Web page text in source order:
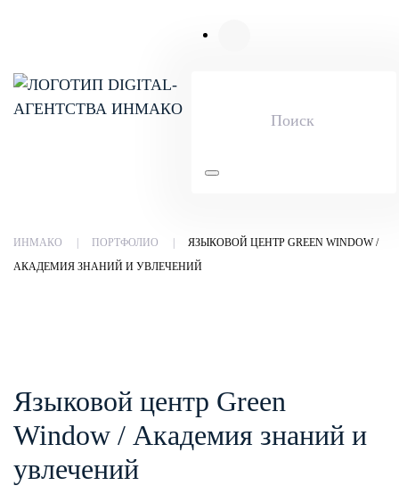
ИНМАКО ПОРТФОЛИО
ЯЗЫКОВОЙ ЦЕНТР GREEN WINDOW /
АКАДЕМИЯ ЗНАНИЙ И УВЛЕЧЕНИЙ
Языковой центр Green
Window / Академия знаний и
увлечений